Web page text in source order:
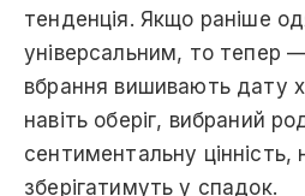
тенденція. Якщо раніше
універсальним, то тепер
вбрання вишивають дату
навіть оберіг, вибраний
сентиментальну цінність,
зберігатимуть у спадок.